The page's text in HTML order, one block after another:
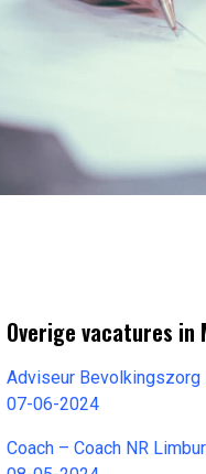
Overige vacatures in
Adviseur Bevolkingszorg
07-06-2024
Coach – Coach NR